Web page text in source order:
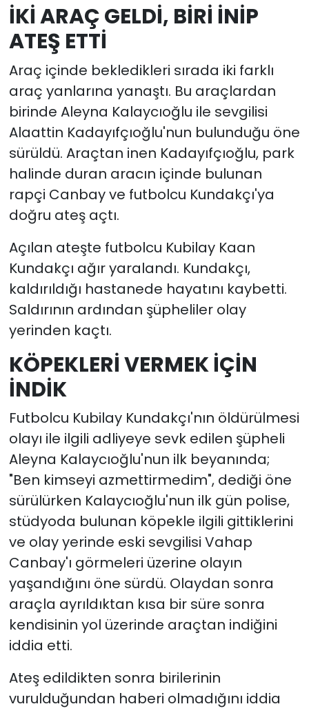
İKİ ARAÇ GELDİ, BİRİ İNİP
ATEŞ ETTİ
Araç içinde bekledikleri sırada iki farklı
araç yanlarına yanaştı. Bu araçlardan
birinde Aleyna Kalaycıoğlu ile sevgilisi
Alaattin Kadayıfçıoğlu'nun bulunduğu öne
sürüldü. Araçtan inen Kadayıfçıoğlu, park
halinde duran aracın içinde bulunan
rapçi Canbay ve futbolcu Kundakçı'ya
doğru ateş açtı.
Açılan ateşte futbolcu Kubilay Kaan
Kundakçı ağır yaralandı. Kundakçı,
kaldırıldığı hastanede hayatını kaybetti.
Saldırının ardından şüpheliler olay
yerinden kaçtı.
KÖPEKLERİ VERMEK İÇİN
İNDİK
Futbolcu Kubilay Kundakçı'nın öldürülmesi
olayı ile ilgili adliyeye sevk edilen şüpheli
Aleyna Kalaycıoğlu'nun ilk beyanında;
"Ben kimseyi azmettirmedim", dediği öne
sürülürken Kalaycıoğlu'nun ilk gün polise,
stüdyoda bulunan köpekle ilgili gittiklerini
ve olay yerinde eski sevgilisi Vahap
Canbay'ı görmeleri üzerine olayın
yaşandığını öne sürdü. Olaydan sonra
araçla ayrıldıktan kısa bir süre sonra
kendisinin yol üzerinde araçtan indiğini
iddia etti.
Ateş edildikten sonra birilerinin
vurulduğundan haberi olmadığını iddia